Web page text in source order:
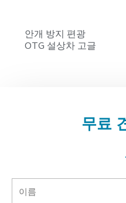
안개 방지 편광
OTG 설상차 고글
무료